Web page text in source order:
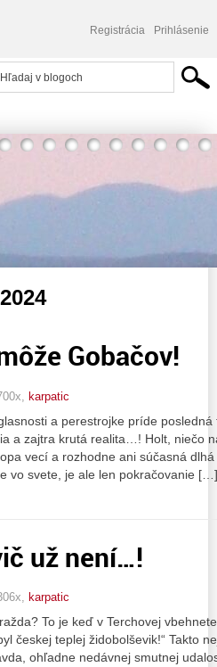
Registrácia Prihlásenie
Gobačov!
karpatic
a perestrojke príde
a zajtra krutá realita…! Holt, niečo
vecí a rozhodne ani súčasná
vo svete, je ale len pokračovanie […]
už není…!
karpatic
To je keď v Terchovej
českej teplej židobolševik!“ Takto
ohľadne nedávnej smutnej